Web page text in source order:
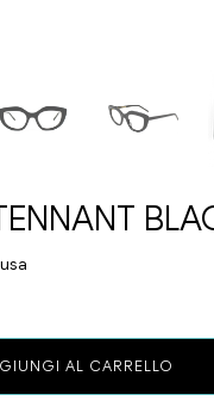
AL CARRELLO